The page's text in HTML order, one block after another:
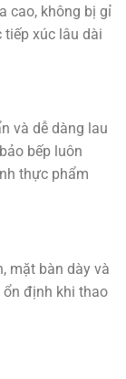
cao, không bị gỉ
tiếp xúc lâu dài
và dễ dàng lau
bếp luôn
thực phẩm
mặt bàn dày và
định khi thao